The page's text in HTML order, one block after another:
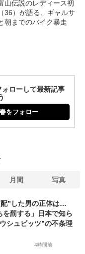
山伝説のレディース初
36）が語る、ギャルサ
朝までのバイク暴走
ローして最新記事
をフォロー
月間 写真
”した男の正体は…
を罰する」日本で知ら
シュビッツ”の不条理
4時間前